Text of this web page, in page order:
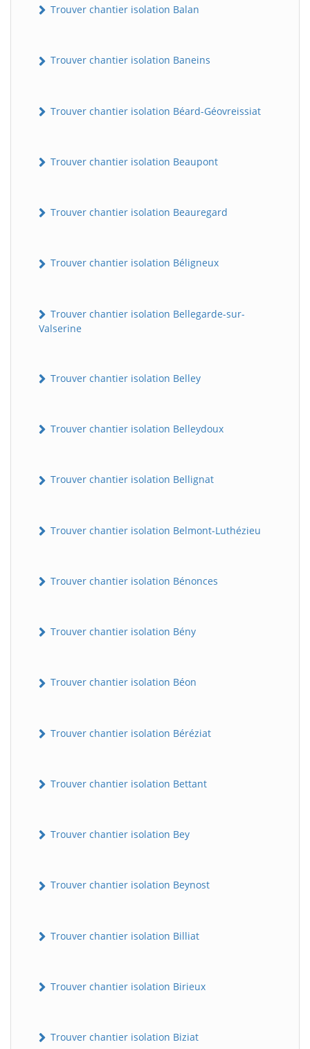
Trouver chantier isolation Balan
Trouver chantier isolation Baneins
Trouver chantier isolation Béard-Géovreissiat
Trouver chantier isolation Beaupont
Trouver chantier isolation Beauregard
Trouver chantier isolation Béligneux
Trouver chantier isolation Bellegarde-sur-
Valserine
Trouver chantier isolation Belley
Trouver chantier isolation Belleydoux
Trouver chantier isolation Bellignat
Trouver chantier isolation Belmont-Luthézieu
Trouver chantier isolation Bénonces
Trouver chantier isolation Bény
Trouver chantier isolation Béon
Trouver chantier isolation Béréziat
Trouver chantier isolation Bettant
Trouver chantier isolation Bey
Trouver chantier isolation Beynost
Trouver chantier isolation Billiat
Trouver chantier isolation Birieux
Trouver chantier isolation Biziat